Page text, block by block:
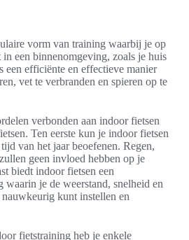
vorm van training waarbij je op
in een binnenomgeving, zoals je huis
een efficiënte en effectieve manier
vet te verbranden en spieren op te
verbonden aan indoor fietsen
Ten eerste kun je indoor fietsen
van het jaar beoefenen. Regen,
geen invloed hebben op je
biedt indoor fietsen een
waarin je de weerstand, snelheid en
kunt instellen en
fietstraining heb je enkele